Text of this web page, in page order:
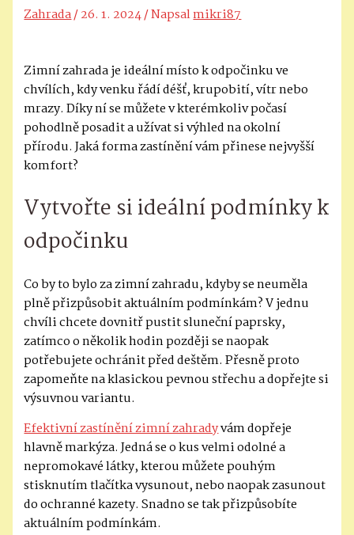
Zahrada/26. 1. 2024/ Napsalmikri87
Zimní zahrada je ideální místo k odpočinku ve
chvílích, kdy venku řádí déšť, krupobití, vítr nebo
mrazy. Díky ní se můžete v kterémkoliv počasí
pohodlně posadit a užívat si výhled na okolní
přírodu. Jaká forma zastínění vám přinese nejvyšší
komfort?
Vytvořte si ideální podmínky k
odpočinku
Co by to bylo za zimní zahradu, kdyby se neuměla
plně přizpůsobit aktuálním podmínkám? V jednu
chvíli chcete dovnitř pustit sluneční paprsky,
zatímco o několik hodin později se naopak
potřebujete ochránit před deštěm. Přesně proto
zapomeňte na klasickou pevnou střechu a dopřejte si
výsuvnou variantu.
Efektivní zastínění zimní zahradyvám dopřeje
hlavně markýza. Jedná se o kus velmi odolné a
nepromokavé látky, kterou můžete pouhým
stisknutím tlačítka vysunout, nebo naopak zasunout
do ochranné kazety. Snadno se tak přizpůsobíte
aktuálním podmínkám.